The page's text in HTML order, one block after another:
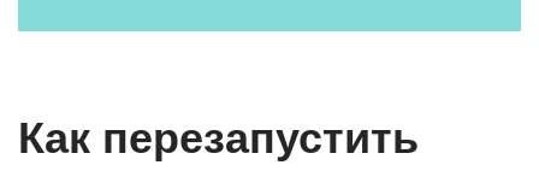
Как перезапустить